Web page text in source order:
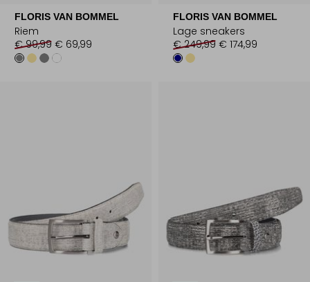
FLORIS VAN BOMMEL
Riem
€ 99,99 € 69,99
FLORIS VAN BOMMEL
Lage sneakers
€ 249,99 € 174,99